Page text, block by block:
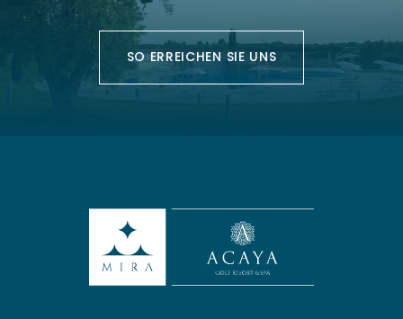
SO ERREICHEN SIE UNS